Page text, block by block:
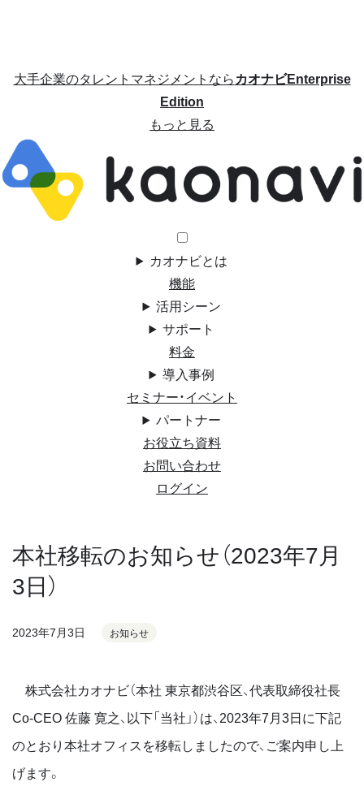
大手企業のタレントマネジメントならカオナビEnterprise
Edition
もっと見る
カオナビとは
機能
活用シーン
サポート
料金
導入事例
セミナー・イベント
パートナー
お役立ち資料
お問い合わせ
ログイン
本社移転のお知らせ（2023年7月
3日）
2023年7月3日 お知らせ
株式会社カオナビ（本社 東京都渋谷区、代表取締役社長
Co-CEO 佐藤 寛之、以下「当社」）は、2023年7月3日に下記
のとおり本社オフィスを移転しましたので、ご案内申し上
げます。